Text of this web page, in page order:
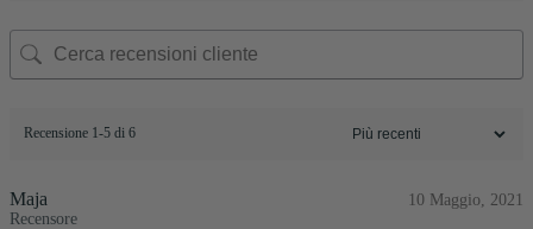
Recensione 1-5 di 6
Maja
Recensore
10 Maggio, 2021